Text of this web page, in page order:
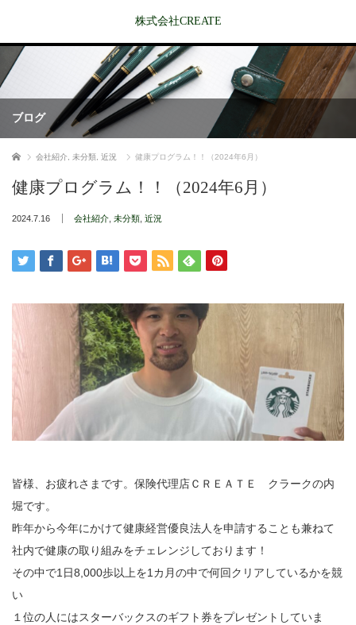
株式会社CREATE
ブログ
ホーム 会社紹介 未分類 近況 健康プログラム！！（2024年6月）
健康プログラム！！（2024年6月）
2024.7.16 会社紹介 未分類 近況
皆様、お疲れさまです。保険代理店ＣＲＥＡＴＥ クラークの内
堀です。
昨年から今年にかけて健康経営優良法人を申請することも兼ねて
社内で健康の取り組みをチェレンジしております！
その中で1日8,000歩以上を1カ月の中で何回クリアしているかを競
い
１位の人にはスターバックスのギフト券をプレゼントしていま